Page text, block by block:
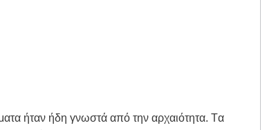
ήταν ήδη γνωστά από την αρχαιότητα. Tα